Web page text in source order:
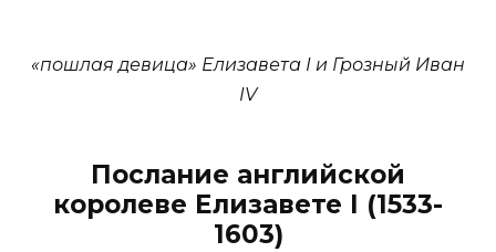
«пошлая девица» Елизавета I и Грозный Иван
IV
Послание английской
королеве Елизавете I (1533-
1603)